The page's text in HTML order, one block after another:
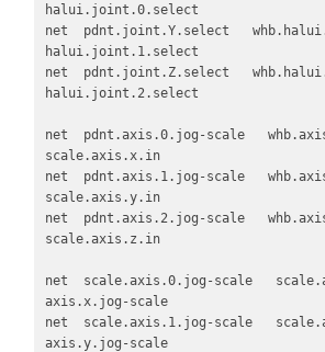
halui.joint.0.select
net  pdnt.joint.Y.select
halui.joint.1.select
net  pdnt.joint.Z.select
halui.joint.2.select
net  pdnt.axis.0.jog-scale
scale.axis.x.in
net  pdnt.axis.1.jog-scale
scale.axis.y.in
net  pdnt.axis.2.jog-scale
scale.axis.z.in
net  scale.axis.0.jog-scale
axis.x.jog-scale
net  scale.axis.1.jog-scale
axis.y.jog-scale